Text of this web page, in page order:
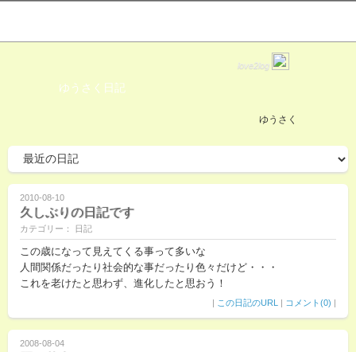
love2log
ゆうさく日記
ゆうさく
2010-08-10
久しぶりの日記です
カテゴリー： 日記
この歳になって見えてくる事って多いな
人間関係だったり社会的な事だったり色々だけど・・・
これを老けたと思わず、進化したと思おう！
| この日記のURL | コメント(0) |
2008-08-04